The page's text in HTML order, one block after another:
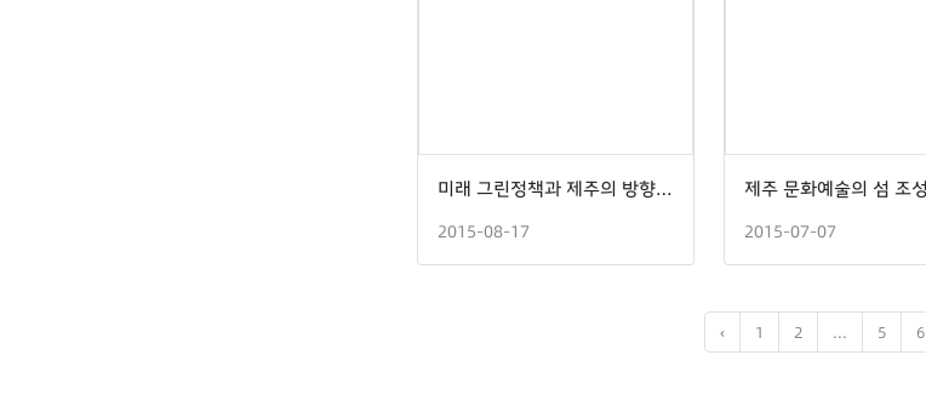
미래 그린정책과 제주의 방향(고려대학교 그린스쿨대학원 정책토론회)
2015-08-17 2015-07-07
‹ 1 2 ... 5 6